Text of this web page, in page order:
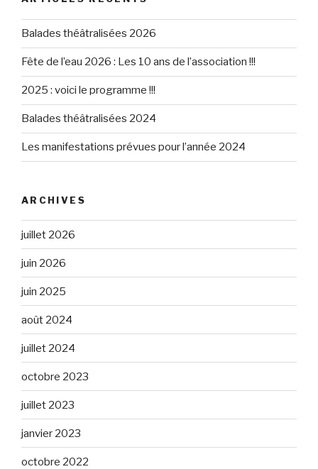
Balades théâtralisées 2026
Fête de l’eau 2026 : Les 10 ans de l’association !!!
2025 : voici le programme !!!
Balades théâtralisées 2024
Les manifestations prévues pour l’année 2024
ARCHIVES
juillet 2026
juin 2026
juin 2025
août 2024
juillet 2024
octobre 2023
juillet 2023
janvier 2023
octobre 2022